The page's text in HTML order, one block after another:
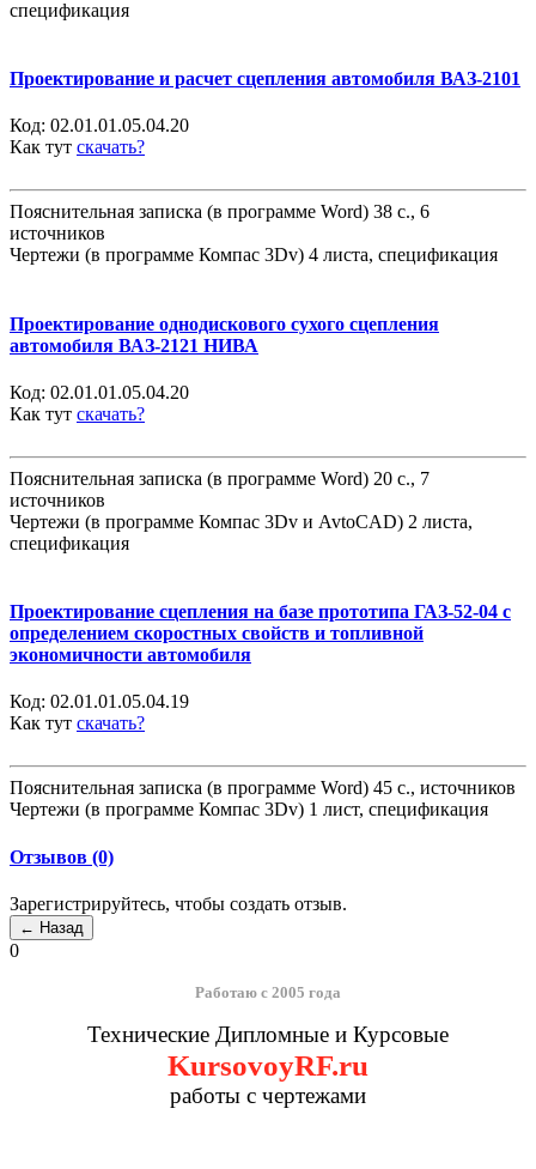
спецификация
Проектирование и расчет сцепления автомобиля ВАЗ-2101
Код: 02.01.01.05.04.20
Как тут скачать?
Пояснительная записка (в программе Word) 38 с., 6
источников
Чертежи (в программе Компас 3Dv) 4 листа, спецификация
Проектирование однодискового сухого сцепления
автомобиля ВАЗ-2121 НИВА
Код: 02.01.01.05.04.20
Как тут скачать?
Пояснительная записка (в программе Word) 20 с., 7
источников
Чертежи (в программе Компас 3Dv и AvtoCAD) 2 листа,
спецификация
Проектирование сцепления на базе прототипа ГАЗ-52-04 с
определением скоростных свойств и топливной
экономичности автомобиля
Код: 02.01.01.05.04.19
Как тут скачать?
Пояснительная записка (в программе Word) 45 с., источников
Чертежи (в программе Компас 3Dv) 1 лист, спецификация
Отзывов (0)
Зарегистрируйтесь, чтобы создать отзыв.
0
Работаю с 2005 года
Технические Дипломные и Курсовые
KursovoyRF.ru
работы с чертежами